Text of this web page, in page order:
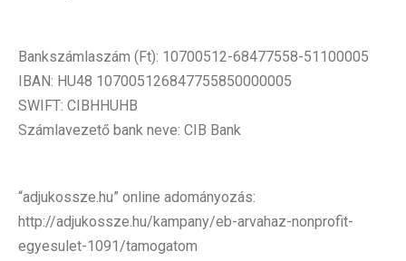
Bankszámlaszám (Ft): 10700512-68477558-51100005
IBAN: HU48 107005126847755850000005
SWIFT: CIBHHUHB
Számlavezető bank neve: CIB Bank
“adjukossze.hu” online adományozás:
http://adjukossze.hu/kampany/eb-arvahaz-nonprofit-
egyesulet-1091/tamogatom